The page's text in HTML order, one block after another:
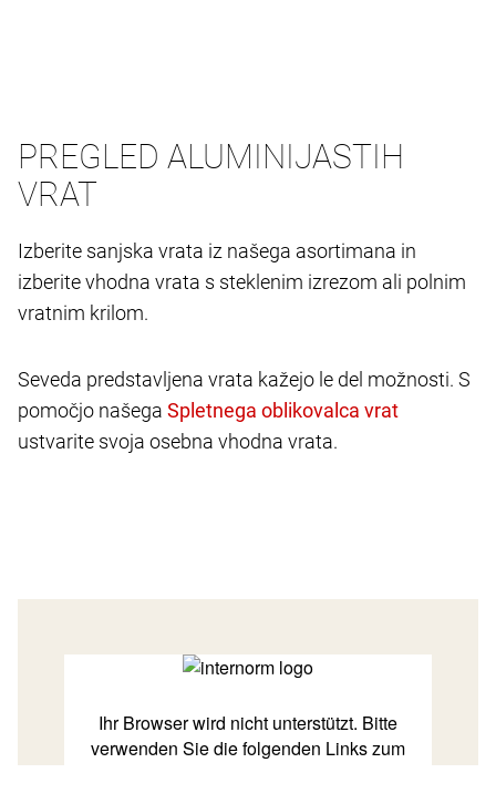
PREGLED ALUMINIJASTIH
VRAT
Izberite sanjska vrata iz našega asortimana in
izberite vhodna vrata s steklenim izrezom ali polnim
vratnim krilom.
Seveda predstavljena vrata kažejo le del možnosti. S
pomočjo našega
ustvarite svoja osebna vhodna vrata.